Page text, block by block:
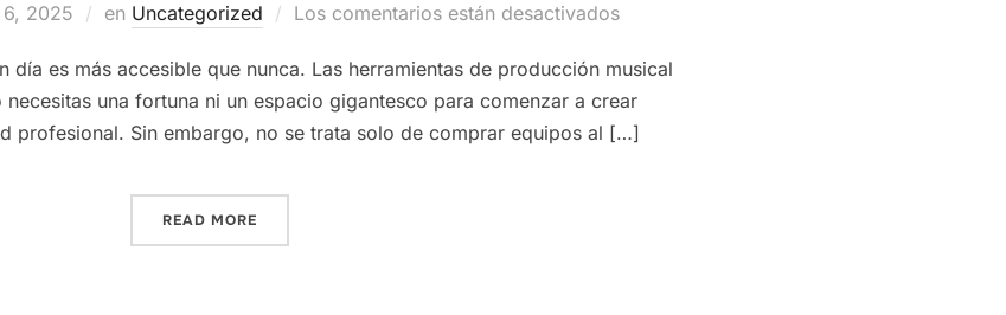
2025 en Uncategorized Los comentarios están desactivados
día es más accesible que nunca. Las herramientas de producción musical
una fortuna ni un espacio gigantesco para comenzar a crear
profesional. Sin embargo, no se trata solo de comprar equipos al […]
READ MORE